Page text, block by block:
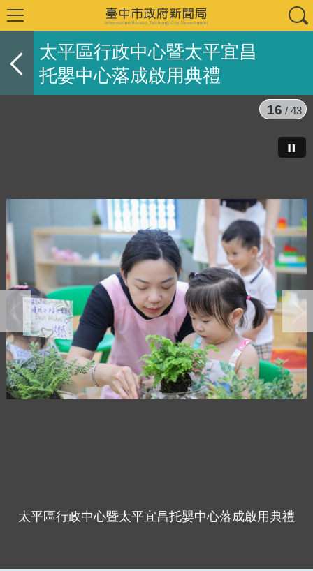
太平區行政中心暨太平宜昌
托嬰中心落成啟用典禮
太平區行政中心暨太平宜昌托嬰中心落成啟用典禮
16 / 43